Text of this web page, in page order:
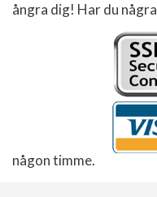
ångra dig! Har du
någon timme.